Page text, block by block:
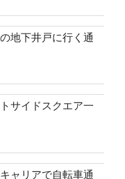
地下井戸に行く通
サイドスクエア一
ャリアで自転車通